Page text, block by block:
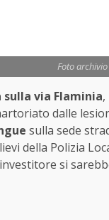
Foto
via Flaminia
dalle
sulla sede
della Polizia
si